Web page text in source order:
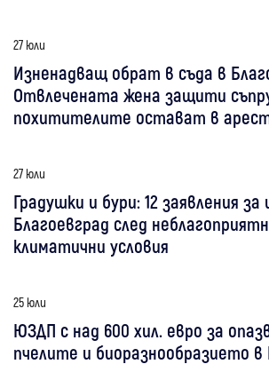
27 юли
Изненадващ обрат в съда в
Отвлечената жена защити
похитителите остават в
27 юли
Градушки и бури: 12 заявления
Благоевград след
климатични условия
25 юли
ЮЗДП с над 600 хил. евро за
пчелите и биоразнообразието